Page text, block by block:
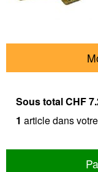
Sous totalCHF
1 article dans